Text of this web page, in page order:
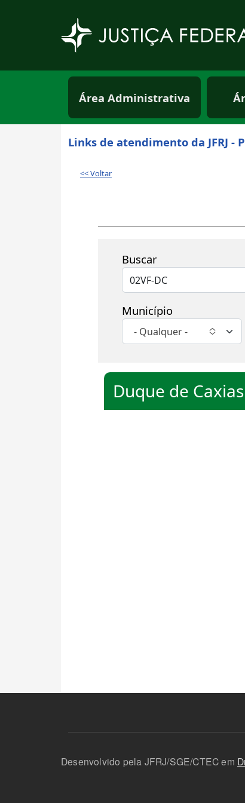
Menu principal
Área Administrativa
Links de atendimento da JFRJ -
<< Voltar
Buscar
Município
- Qualquer -
Duque de Caxias
Desenvolvido pela JFRJ/SGE/CTEC em